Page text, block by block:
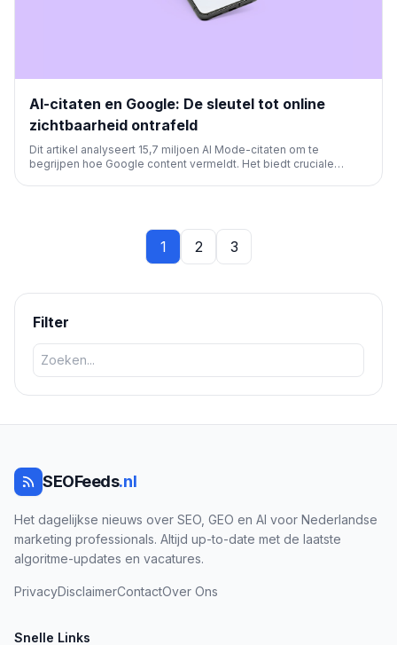
AI-citaten en Google: De sleutel tot online
zichtbaarheid ontrafeld
Dit artikel analyseert 15,7 miljoen AI Mode-citaten om te
begrijpen hoe Google content vermeldt. Het biedt cruciale
1 2 3
Filter
SEOFeeds.nl
Het dagelijkse nieuws over SEO, GEO en AI voor Nederlandse
marketing professionals. Altijd up-to-date met de laatste
algoritme-updates en vacatures.
PrivacyDisclaimerContactOver Ons
Snelle Links